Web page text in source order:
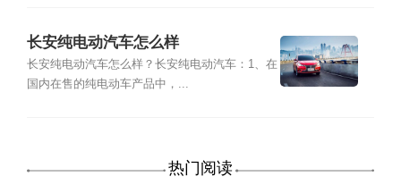
长安纯电动汽车怎么样
长安纯电动汽车怎么样？长安纯电动汽车：1、在
国内在售的纯电动车产品中，...
热门阅读